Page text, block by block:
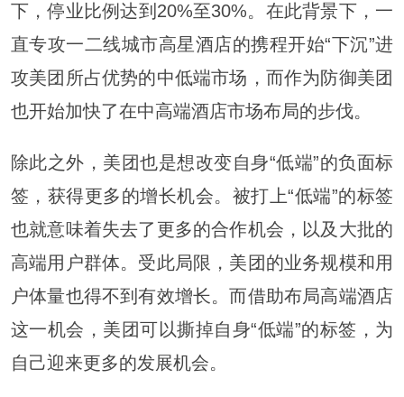
下，停业比例达到20%至30%。在此背景下，一
直专攻一二线城市高星酒店的携程开始“下沉”进
攻美团所占优势的中低端市场，而作为防御美团
也开始加快了在中高端酒店市场布局的步伐。
除此之外，美团也是想改变自身“低端”的负面标
签，获得更多的增长机会。被打上“低端”的标签
也就意味着失去了更多的合作机会，以及大批的
高端用户群体。受此局限，美团的业务规模和用
户体量也得不到有效增长。而借助布局高端酒店
这一机会，美团可以撕掉自身“低端”的标签，为
自己迎来更多的发展机会。